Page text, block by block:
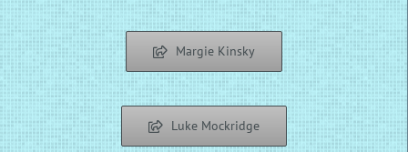
Bill Mockridge
Margie Kinsky